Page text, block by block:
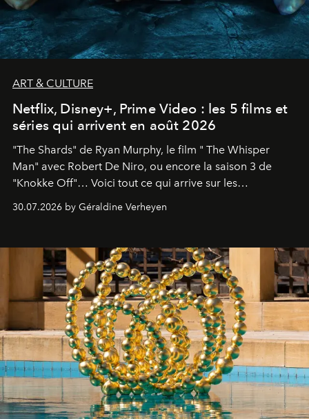
ART & CULTURE
Netflix, Disney+, Prime Video : les 5 films et
séries qui arrivent en août 2026
"The Shards" de Ryan Murphy, le film " The Whisper
Man" avec Robert De Niro, ou encore la saison 3 de
"Knokke Off"… Voici tout ce qui arrive sur les
30.07.2026 by Géraldine Verheyen